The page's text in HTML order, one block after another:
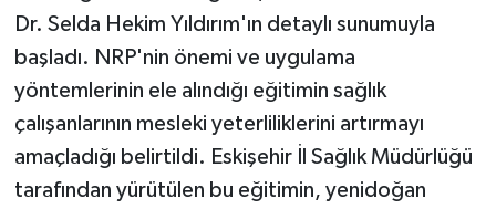
Dr. Selda Hekim Yıldırım'ın detaylı sunumuyla
başladı. NRP'nin önemi ve uygulama
yöntemlerinin ele alındığı eğitimin sağlık
çalışanlarının mesleki yeterliliklerini artırmayı
amaçladığı belirtildi. Eskişehir İl Sağlık Müdürlüğü
tarafından yürütülen bu eğitimin, yenidoğan